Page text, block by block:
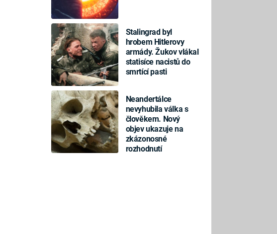
Stalingrad byl
hrobem Hitlerovy
armády. Žukov vlákal
statisíce nacistů do
smrtící pasti
Neandertálce
nevyhubila válka s
člověkem. Nový
objev ukazuje na
zkázonosné
rozhodnutí